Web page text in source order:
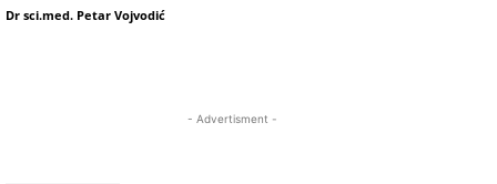
Dr sci.med. Petar Vojvodić
- Advertisment -